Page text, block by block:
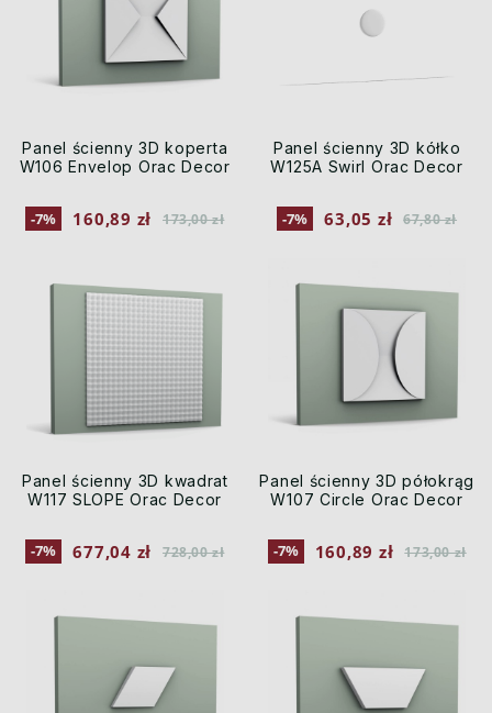
Panel ścienny 3D koperta
W106 Envelop Orac Decor
-7% 160,89 zł 173,00 zł
Panel ścienny 3D kółko
W125A Swirl Orac Decor
-7% 63,05 zł 67,80 zł
Panel ścienny 3D kwadrat
W117 SLOPE Orac Decor
-7% 677,04 zł 728,00 zł
Panel ścienny 3D półokrąg
W107 Circle Orac Decor
-7% 160,89 zł 173,00 zł